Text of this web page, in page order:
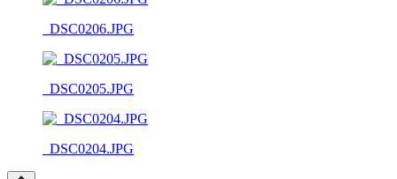
_DSC0206.JPG
_DSC0205.JPG
_DSC0204.JPG